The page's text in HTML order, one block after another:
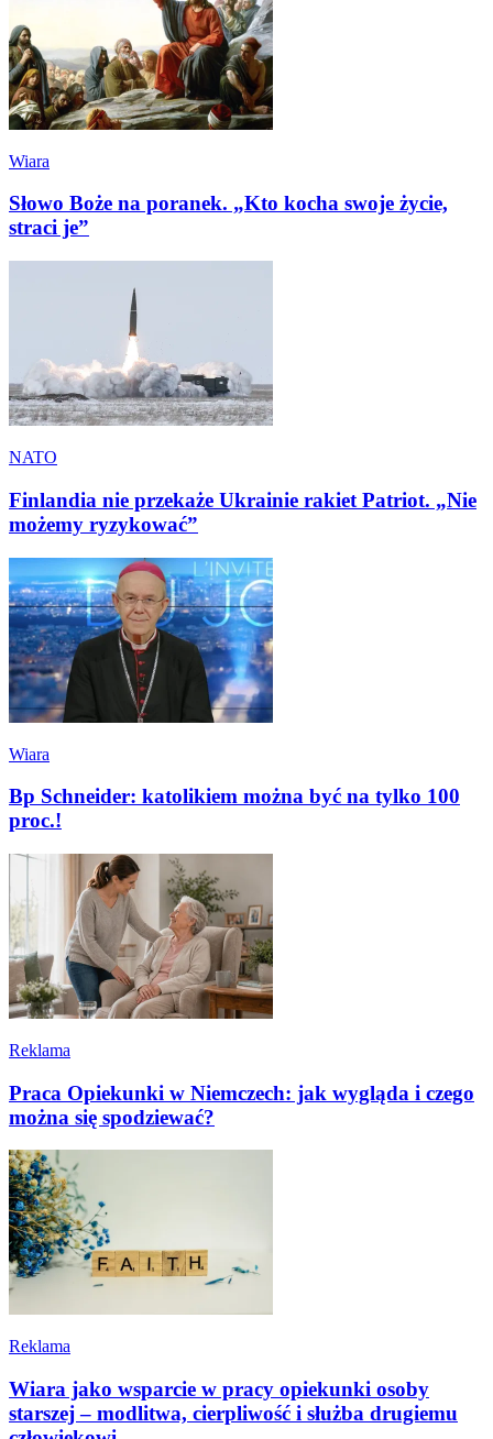
Wiara
Słowo Boże na poranek. „Kto kocha swoje życie,
straci je”
NATO
Finlandia nie przekaże Ukrainie rakiet Patriot. „Nie
możemy ryzykować”
Wiara
Bp Schneider: katolikiem można być na tylko 100
proc.!
Reklama
Praca Opiekunki w Niemczech: jak wygląda i czego
można się spodziewać?
Reklama
Wiara jako wsparcie w pracy opiekunki osoby
starszej – modlitwa, cierpliwość i służba drugiemu